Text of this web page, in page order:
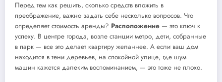
Перед тем как решить, сколько средств вложить в
преображение, важно задать себе несколько вопросов. Что
определяет стоимость аренды? Расположение — это ключ к
успеху. В центре города, возле станции метро, дети, собранные
в парк — все это делает квартиру желаннее. А если ваш дом
находится в тени деревьев, на спокойной улице, где шум
машин кажется далеким воспоминанием, — это тоже не плохо.